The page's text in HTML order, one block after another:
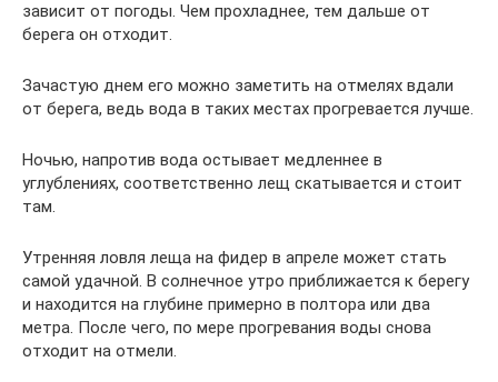
зависит от погоды. Чем прохладнее, тем дальше от
берега он отходит.
Зачастую днем его можно заметить на отмелях вдали
от берега, ведь вода в таких местах прогревается лучше.
Ночью, напротив вода остывает медленнее в
углублениях, соответственно лещ скатывается и стоит
там.
Утренняя ловля леща на фидер в апреле может стать
самой удачной. В солнечное утро приближается к берегу
и находится на глубине примерно в полтора или два
метра. После чего, по мере прогревания воды снова
отходит на отмели.